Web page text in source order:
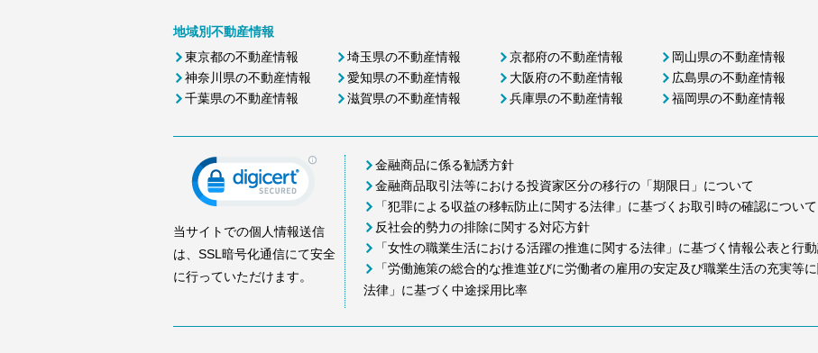
地域別不動産情報
東京都の不動産情報
神奈川県の不動産情報
千葉県の不動産情報
埼玉県の不動産情報
愛知県の不動産情報
滋賀県の不動産情報
京都府の不動産情報
大阪府の不動産情報
兵庫県の不動産情報
岡山県の不動産情報
広島県の不動産情報
福岡県の不動産情報
当サイトでの個人情報送信
は、SSL暗号化通信にて安全
に行っていただけます。
金融商品に係る勧誘方針
金融商品取引法等における投資家区分の移行の「期限日」について
「犯罪による収益の移転防止に関する法律」に基づくお取引時の確認について
反社会的勢力の排除に関する対応方針
「女性の職業生活における活躍の推進に関する法律」に基づく情報公表と行
「労働施策の総合的な推進並びに労働者の雇用の安定及び職業生活の充実等
法律」に基づく中途採用比率